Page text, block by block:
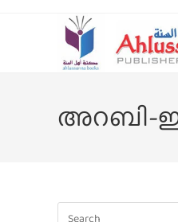
അറബി-